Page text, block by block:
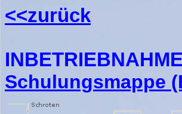
<<zurück
Schulungsmappe